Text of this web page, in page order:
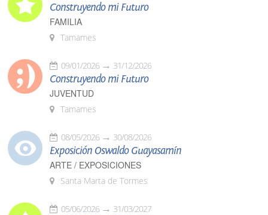
Construyendo mi Futuro
FAMILIA
Tamames
09/01/2026 31/12/2026
Construyendo mi Futuro
JUVENTUD
Tamames
08/05/2026 30/08/2026
Exposición Oswaldo Guayasamín
ARTE / EXPOSICIONES
Santa Marta de Tormes
05/06/2026 31/03/2027